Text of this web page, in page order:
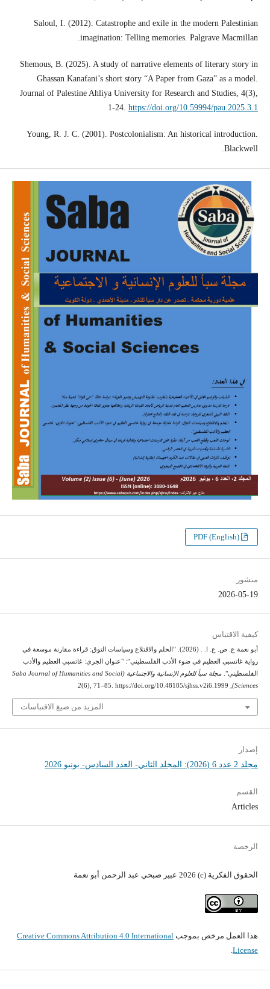
Saloul, I. (2012). Catastrophe and exile in the modern Palestinian
imagination: Telling memories. Palgrave Macmillan.
Shemous, B. (2025). A study of narrative elements of literary story in
Ghassan Kanafani’s short story “A Paper from Gaza” as a model.
Journal of Palestine Ahliya University for Research and Studies, 4(3),
1-24.https://doi.org/10.59994/pau.2025.3.1
Young, R. J. C. (2001). Postcolonialism: An historical introduction.
Blackwell.
PDF (English)
منشور
2026-05-19
كيفية الاقتباس
أبو نعمة ع. ص. ع. ا. . (2026). ”الحلم والاقتلاع وسياسات التوق: قراءة مقارنة موسعة في
رواية غاتسبي العظيم في ضوء الأدب الفلسطيني”: "عنوان الجري: غاتسبي العظيم والأدب
الفلسطيني".
مجلة سبأ للعلوم الإنسانية والاجتماعية (Saba Journal of Humanities and Social
Sciences)
,
2(6), 71–85. https://doi.org/10.48185/sjhss.v2i6.1999
المزيد من صيغ الاقتباسات
إصدار
مجلد 2 عدد 6 (2026): المجلد الثاني- العدد السادس- يونيو 2026
القسم
Articles
الرخصة
الحقوق الفكرية (c) 2026 عبير صبحي عبد الرحمن أبو نعمة
هذا العمل مرخص بموجب Creative Commons Attribution 4.0 International
License
.